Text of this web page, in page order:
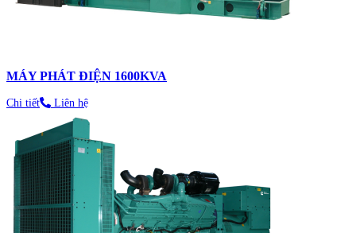
MÁY PHÁT ĐIỆN 1600KVA
Chi tiết Liên hệ